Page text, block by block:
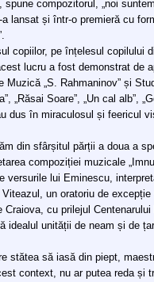
compozitorul, „noi
lansat și într-o premieră cu
copiilor, pe înțelesul copilului
lucru a fost demonstrat de
Muzică „S. Rahmaninov” și
„Răsai Soare”, „Un cal alb”,
dus în miraculosul și feericul
din sfârșitul părții a doua a
compoziției muzicale
versurile lui Eminescu,
un oratoriu de
cu prilejul Centenarului
idealul unității de neam și de
stătea să iasă din piept,
context, nu ar putea reda și